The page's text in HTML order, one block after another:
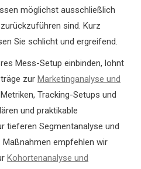
möglichst ausschließlich
sind. Kurz
Sie schlicht und ergreifend.
Mess-Setup einbinden, lohnt
zur Marketinganalyse und
Tracking-Setups und
und praktikable
tieferen Segmentanalyse und
empfehlen wir
Kohortenanalyse und